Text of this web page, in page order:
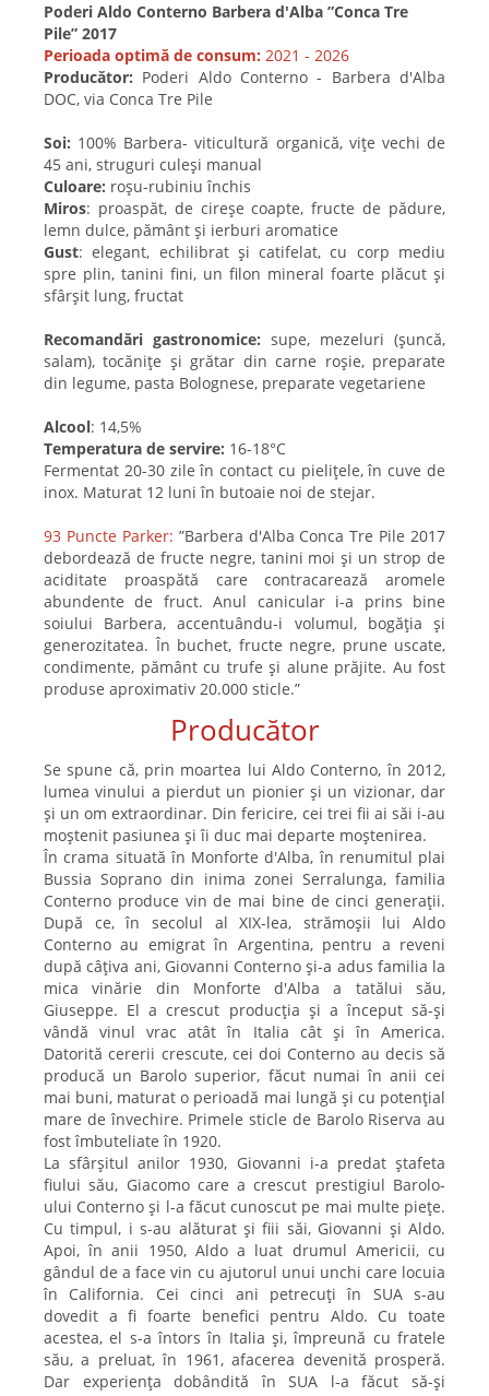
Poderi Aldo Conterno Barbera d'Alba ”Conca Tre
Pile” 2017
Perioada optimă de consum: 2021 - 2026
Producător: Poderi Aldo Conterno - Barbera d'Alba
DOC, via Conca Tre Pile
Soi: 100% Barbera- viticultură organică, vițe vechi de
45 ani, struguri culeși manual
Culoare: roșu-rubiniu închis
Miros: proaspăt, de cireșe coapte, fructe de pădure,
lemn dulce, pământ și ierburi aromatice
Gust: elegant, echilibrat și catifelat, cu corp mediu
spre plin, tanini fini, un filon mineral foarte plăcut și
sfârșit lung, fructat
Recomandări gastronomice: supe, mezeluri (șuncă,
salam), tocănițe și grătar din carne roșie, preparate
din legume, pasta Bolognese, preparate vegetariene
Alcool: 14,5%
Temperatura de servire: 16-18°C
Fermentat 20-30 zile în contact cu pielițele, în cuve de
inox. Maturat 12 luni în butoaie noi de stejar.
93 Puncte Parker: ”Barbera d'Alba Conca Tre Pile 2017
debordează de fructe negre, tanini moi și un strop de
aciditate proaspătă care contracarează aromele
abundente de fruct. Anul canicular i-a prins bine
soiului Barbera, accentuându-i volumul, bogăția și
generozitatea. În buchet, fructe negre, prune uscate,
condimente, pământ cu trufe și alune prăjite. Au fost
produse aproximativ 20.000 sticle.”
Producător
Se spune că, prin moartea lui Aldo Conterno, în 2012,
lumea vinului a pierdut un pionier și un vizionar, dar
și un om extraordinar. Din fericire, cei trei fii ai săi i-au
moștenit pasiunea și îi duc mai departe moștenirea.
În crama situată în Monforte d'Alba, în renumitul plai
Bussia Soprano din inima zonei Serralunga, familia
Conterno produce vin de mai bine de cinci generații.
După ce, în secolul al XIX-lea, strămoșii lui Aldo
Conterno au emigrat în Argentina, pentru a reveni
după câțiva ani, Giovanni Conterno și-a adus familia la
mica vinărie din Monforte d'Alba a tatălui său,
Giuseppe. El a crescut producția și a început să-și
vândă vinul vrac atât în Italia cât și în America.
Datorită cererii crescute, cei doi Conterno au decis să
producă un Barolo superior, făcut numai în anii cei
mai buni, maturat o perioadă mai lungă și cu potențial
mare de învechire. Primele sticle de Barolo Riserva au
fost îmbuteliate în 1920.
La sfârșitul anilor 1930, Giovanni i-a predat ștafeta
fiului său, Giacomo care a crescut prestigiul Barolo-
ului Conterno și l-a făcut cunoscut pe mai multe piețe.
Cu timpul, i s-au alăturat și fiii săi, Giovanni și Aldo.
Apoi, în anii 1950, Aldo a luat drumul Americii, cu
gândul de a face vin cu ajutorul unui unchi care locuia
în California. Cei cinci ani petrecuți în SUA s-au
dovedit a fi foarte benefici pentru Aldo. Cu toate
acestea, el s-a întors în Italia și, împreună cu fratele
său, a preluat, în 1961, afacerea devenită prosperă.
Dar experiența dobândită în SUA l-a făcut să-și